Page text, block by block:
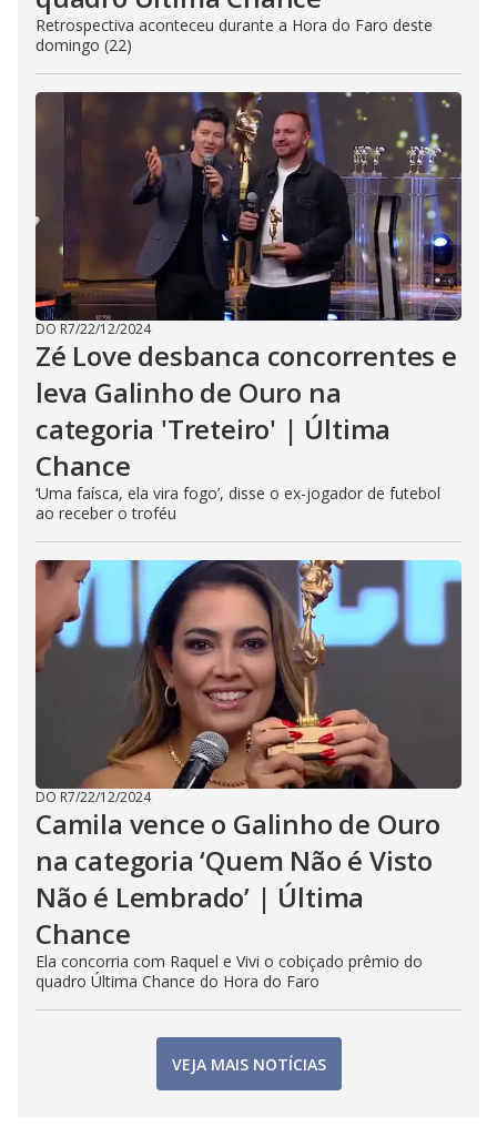
Retrospectiva aconteceu durante a Hora do Faro deste
domingo (22)
DO R7/22/12/2024
Zé Love desbanca concorrentes e
leva Galinho de Ouro na
categoria 'Treteiro' | Última
Chance
‘Uma faísca, ela vira fogo’, disse o ex-jogador de futebol
ao receber o troféu
DO R7/22/12/2024
Camila vence o Galinho de Ouro
na categoria ‘Quem Não é Visto
Não é Lembrado’ | Última
Chance
Ela concorria com Raquel e Vivi o cobiçado prêmio do
quadro Última Chance do Hora do Faro
VEJA MAIS NOTÍCIAS